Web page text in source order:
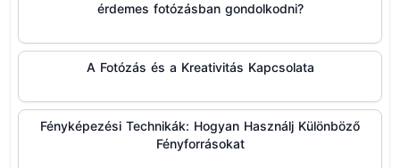
érdemes fotózásban gondolkodni?
A Fotózás és a Kreativitás Kapcsolata
Fényképezési Technikák: Hogyan Használj Különböző
Fényforrásokat